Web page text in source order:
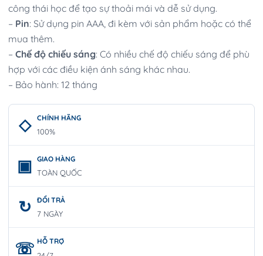
công thái học để tạo sự thoải mái và dễ sử dụng.
– Pin: Sử dụng pin AAA, đi kèm với sản phẩm hoặc có thể
mua thêm.
– Chế độ chiếu sáng: Có nhiều chế độ chiếu sáng để phù
hợp với các điều kiện ánh sáng khác nhau.
– Bảo hành: 12 tháng
CHÍNH HÃNG
100%
GIAO HÀNG
TOÀN QUỐC
ĐỔI TRẢ
7 NGÀY
HỖ TRỢ